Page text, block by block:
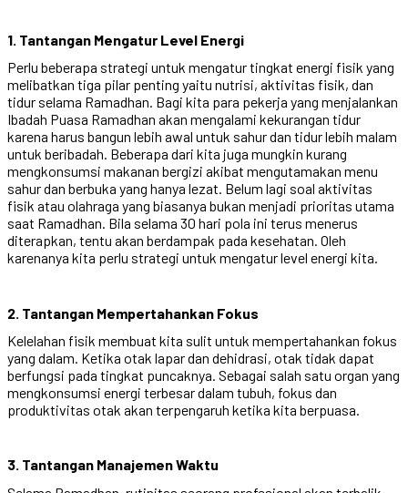
1. Tantangan Mengatur Level Energi
Perlu beberapa strategi untuk mengatur tingkat energi fisik yang
melibatkan tiga pilar penting yaitu nutrisi, aktivitas fisik, dan
tidur selama Ramadhan. Bagi kita para pekerja yang menjalankan
Ibadah Puasa Ramadhan akan mengalami kekurangan tidur
karena harus bangun lebih awal untuk sahur dan tidur lebih malam
untuk beribadah. Beberapa dari kita juga mungkin kurang
mengkonsumsi makanan bergizi akibat mengutamakan menu
sahur dan berbuka yang hanya lezat. Belum lagi soal aktivitas
fisik atau olahraga yang biasanya bukan menjadi prioritas utama
saat Ramadhan. Bila selama 30 hari pola ini terus menerus
diterapkan, tentu akan berdampak pada kesehatan. Oleh
karenanya kita perlu strategi untuk mengatur level energi kita.
2. Tantangan Mempertahankan Fokus
Kelelahan fisik membuat kita sulit untuk mempertahankan fokus
yang dalam. Ketika otak lapar dan dehidrasi, otak tidak dapat
berfungsi pada tingkat puncaknya. Sebagai salah satu organ yang
mengkonsumsi energi terbesar dalam tubuh, fokus dan
produktivitas otak akan terpengaruh ketika kita berpuasa.
3. Tantangan Manajemen Waktu